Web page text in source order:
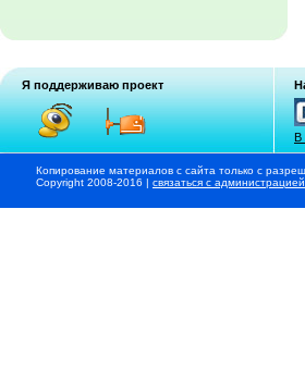
Я поддерживаю проект
В
Копирование материалов с сайта только с
Copyright 2008-2016 | связаться с администрацией